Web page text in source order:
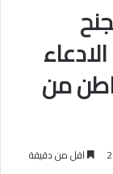
من
اقل من دقيقة